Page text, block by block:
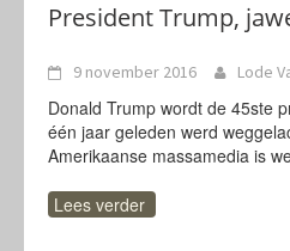
President Trump,
9 november 2016 Lode
Donald Trump wordt de 45ste
één jaar geleden werd
Amerikaanse massamedia is
Lees verder